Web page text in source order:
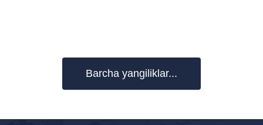
Barcha yangiliklar...